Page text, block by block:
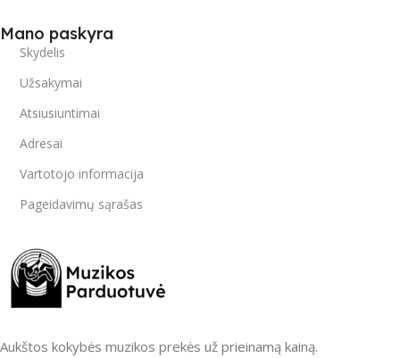
Mano paskyra
Skydelis
Užsakymai
Atsiusiuntimai
Adresai
Vartotojo informacija
Pageidavimų sąrašas
Aukštos kokybės muzikos prekės už prieinamą kainą.